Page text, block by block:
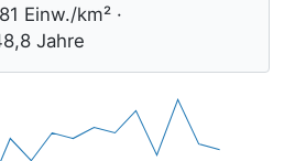
Einw./km² ·
Jahre